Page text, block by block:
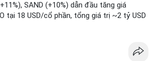
SAND (+10%) dẫn đầu tăng giá
tại 18 USD/cổ phần, tổng giá trị ~2 tỷ USD
DVT staking bản địa để tăng cường
giấy phép stablecoin mới với yêu cầu